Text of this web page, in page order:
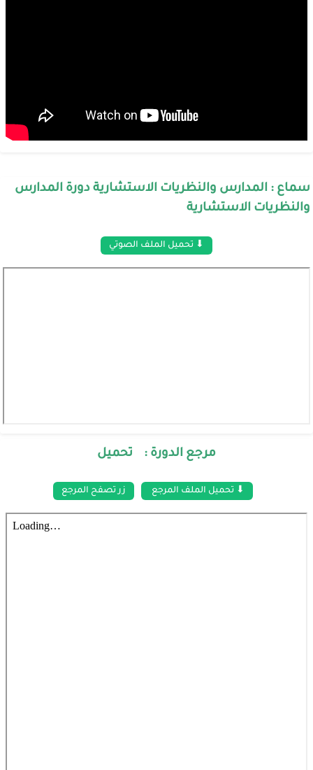
سماع : المدارس والنظريات الاستشارية دورة المدارس
والنظريات الاستشارية
⬇ تحميل الملف الصوتي
مرجع الدورة : تحميل
⬇ تحميل الملف المرجع زر تصفح المرجع